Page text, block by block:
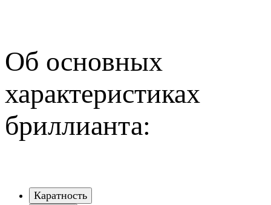
Об основных
характеристиках
бриллианта:
Каратность